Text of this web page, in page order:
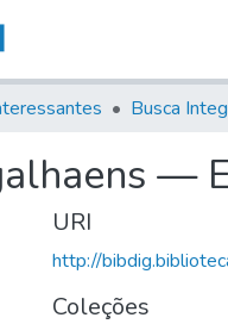
Busca
—
URI
http://
Coleções